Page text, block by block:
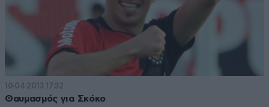
10·04·2013 17:32
Θαυμασμός για Σκόκο